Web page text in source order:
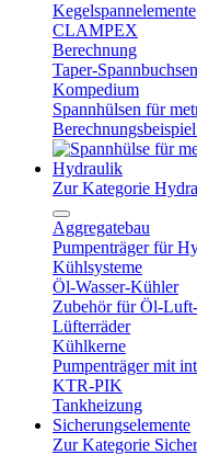
Kegelspannelemente
CLAMPEX
Berechnung
Taper-Spannbuchsen
Kompedium
Spannhülsen für
Hydraulik
Zur Kategorie
Aggregatebau
Pumpenträger für
Kühlsysteme
Öl-Wasser-Kühler
Zubehör für Öl-
Lüfterräder
Kühlkerne
Pumpenträger mit
KTR-PIK
Tankheizung
Sicherungselemente
Zur Kategorie